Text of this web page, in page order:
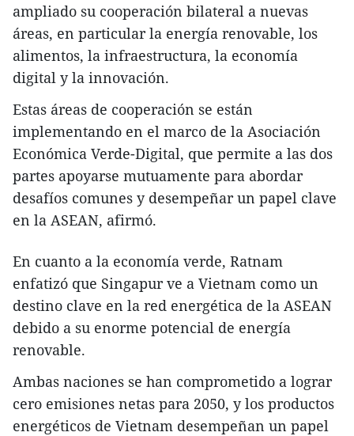
ampliado su cooperación bilateral a nuevas
áreas, en particular la energía renovable, los
alimentos, la infraestructura, la economía
digital y la innovación.
Estas áreas de cooperación se están
implementando en el marco de la Asociación
Económica Verde-Digital, que permite a las dos
partes apoyarse mutuamente para abordar
desafíos comunes y desempeñar un papel clave
en la ASEAN, afirmó.
En cuanto a la economía verde, Ratnam
enfatizó que Singapur ve a Vietnam como un
destino clave en la red energética de la ASEAN
debido a su enorme potencial de energía
renovable.
Ambas naciones se han comprometido a lograr
cero emisiones netas para 2050, y los productos
energéticos de Vietnam desempeñan un papel